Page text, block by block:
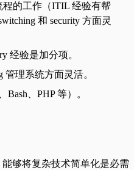
程的工作（ITIL 经验有帮
和 security 方面灵
经验是加分项。
管理系统方面灵活。
、PHP 等）。
够将复杂技术简单化是必需